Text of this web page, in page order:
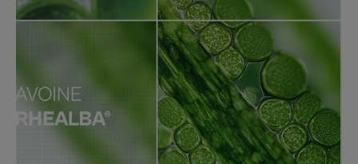
Una espuma suave y fácil de aclarar que no provoca escozor
Delicadamente perfumado.
*Según la norma 301B de la OCDE
*De acuerdo con la norma OCDE 301B